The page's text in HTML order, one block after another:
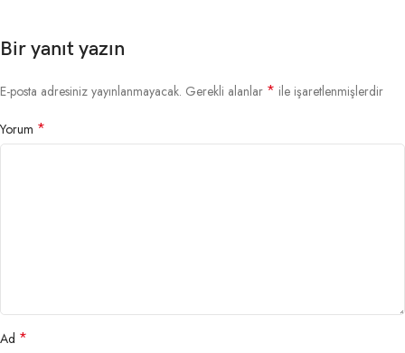
Bir yanıt yazın
E-posta adresiniz yayınlanmayacak. Gerekli alanlar * ile işaretlenmişlerdir
Yorum *
Ad *